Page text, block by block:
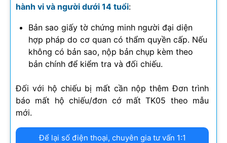
hành vi và người dưới 14 tuổi:
Bản sao giấy tờ chứng minh người đại diện
hợp pháp do cơ quan có thẩm quyền cấp. Nếu
không có bản sao, nộp bản chụp kèm theo
bản chính để kiểm tra và đối chiếu.
Đối với hộ chiếu bị mất cần nộp thêm Đơn trình
báo mất hộ chiếu/đơn cớ mất TK05 theo mẫu
mới.
Để lại số điện thoại, chuyên gia tư vấn 1:1